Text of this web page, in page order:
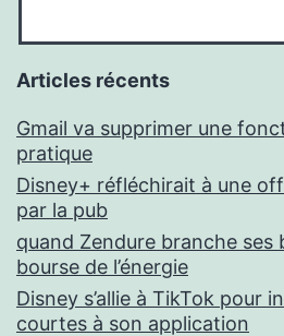
Articles récents
Gmail va supprimer une
pratique
Disney+ réfléchirait à une
par la pub
quand Zendure branche ses
bourse de l’énergie
Disney s’allie à TikTok pour
courtes à son application